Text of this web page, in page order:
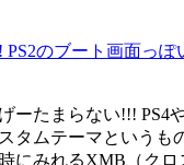
のブート画面っぽ
ーたまらない!!! PS4
タムテーマというも
にみれるXMB（ク